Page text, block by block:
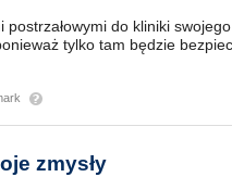
postrzałowymi do kliniki
tylko tam będzie
zmysły